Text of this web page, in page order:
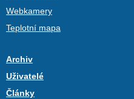
Webkamery
Teplotní mapa
Archiv
Uživatelé
Články